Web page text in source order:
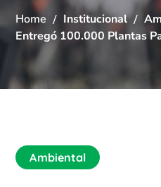
Home Institucional
Entregó 100.000 Plantas
Ambiental